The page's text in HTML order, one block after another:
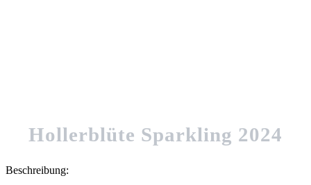
Hollerblüte Sparkling 2024
Beschreibung: